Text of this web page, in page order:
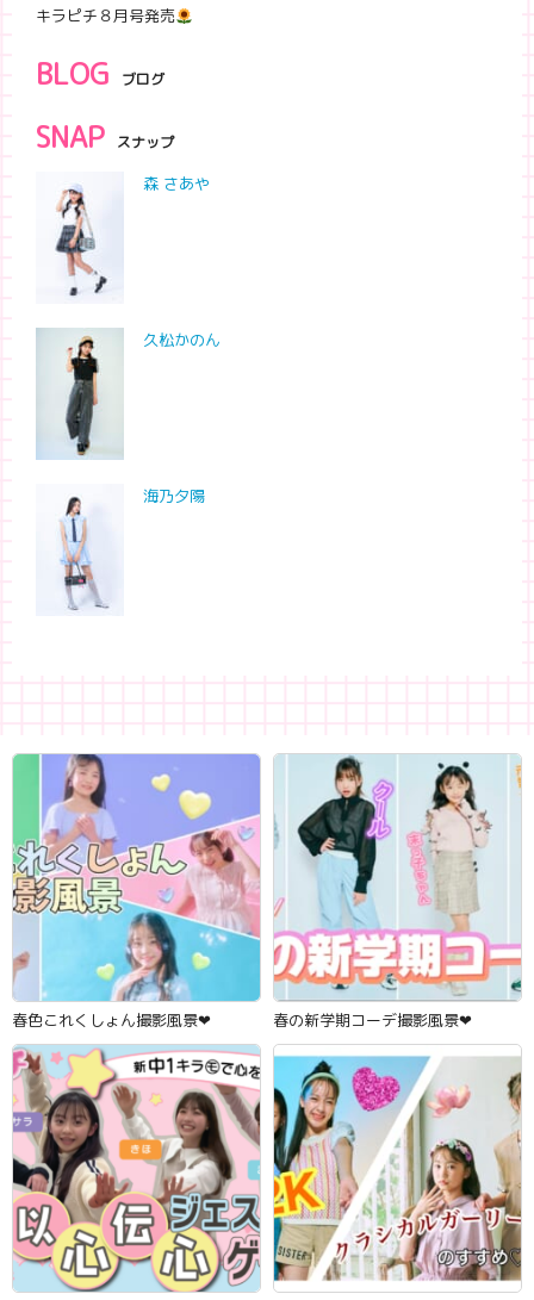
キラピチ８月号発売
BLOG ブログ
SNAP スナップ
森 さあや
久松かのん
海乃夕陽
春色これくしょん撮影風景‪‪❤︎‬ 春の新学期コーデ撮影風景‪‪❤︎‬